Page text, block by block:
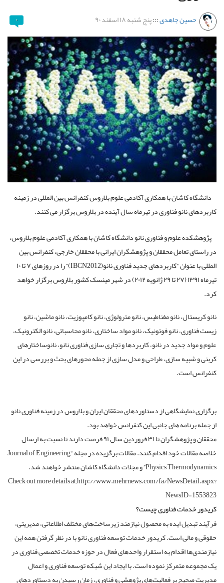
حسین جاهدی:::پنج شنبه ۱۸ اسفند ۹۰ ۰
دانشگاه کاشان با همکاری آکادمی علوم بلاروس کنفرانس بین المللی در زمینه
کاربردهای نانو فناوری در تیرماه سال آینده در بلاروس برگزار می کنند.
پژوهشکده علوم و فناوری نانو دانشگاه کاشان با همکاری آکادمی علوم بلاروس،
در راستای تعامل محققان و پژوهشگران ایرانی با محققان خارجی، کنفرانس بین
المللی با عنوان “کاربردهای جدید فناوری نانو(IBCN2012)” را در روزهای ۷ تا ۱۰
تیرماه ۱۳۹۱ (۲۷ تا ۲۹ ژانویه ۲۰۱۲) در شهر مینسک کشور بلاروس برگزار خواهد
کرد.
نانو کریستال، نانو مغناطیس، نانو مترولوژی، نانو کامپوزیت، نانو ماشین، نانو
زیست فناوری، نانو فوتونیک، نانو مواد ساختاری، نانو محاسباتی، نانو الکترونیک،
علوم و مواد جدید در نانو، کاربردها و تجاری سازی فناوری نانو، نانوساختارهای
کربنی و شبیه سازی، طراحی و مدل سازی از جمله محورهای بحث و بررسی در این
کنفرانس است.
برگزاری نمایشگاهی از دستاوردهای محققان ایران و بلاروس در زمینه فناوری نانو
از جمله برنامه های جانبی این کنفرانس خواهد بود.
محققان و پژوهشگران تا ۳۱ فروردین سال ۹۱ فرصت دارند تا نسبت به ارسال
خلاصه مقالات خود اقدام کنند. مقالات برگزیده در مجله “Journal of Engineering
Physics Thermodynamics” و مجلات دانشگاه کاشان منتشر خواهند شد.
Check out more details at;http://www.mehrnews.com/fa/NewsDetail.aspx?
NewsID=1553823
کریدور خدمات فناوری چیست؟
فرآیند تبدیل ایده به محصول نیازمند زیرساخت‌های مختلف اطلاعاتی، مدیریتی،
حقوقی و مالی است. کریدور خدمات توسعه فناوری نانو با در نظر گرفتن همه این
نیازمندی‌ها اقدام به استقرار واحدهای فعال در حوزه خدمات تخصصی فناوری در
یک مجموعه متمرکز نموده است. با ایجاد این شبکه توسعه فناوری و اعمال
مدیریت صحیح بر فعالیت‌های پژوهشی و فناوری، زمان رسیدن به دستاوردهای